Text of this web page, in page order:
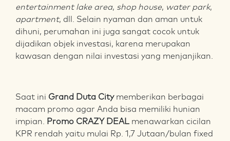
entertainment lake area, shop house, water park,
apartment, dll. Selain nyaman dan aman untuk
dihuni, perumahan ini juga sangat cocok untuk
dijadikan objek investasi, karena merupakan
kawasan dengan nilai investasi yang menjanjikan.
Saat ini Grand Duta Citymemberikan berbagai
macam promo agar Anda bisa memiliki hunian
impian. Promo CRAZY DEAL menawarkan cicilan
KPR rendah yaitu mulai Rp. 1,7 Jutaan/bulan fixed